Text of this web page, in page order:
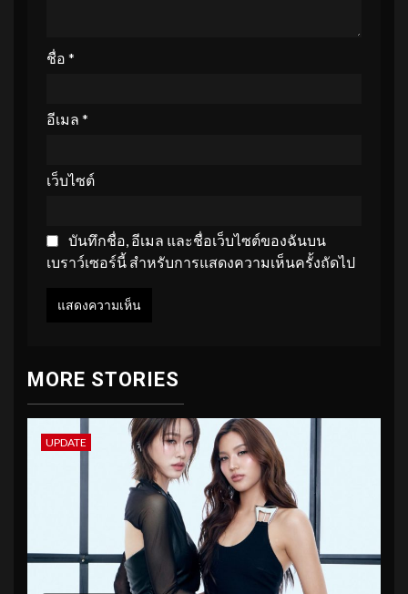
ชื่อ *
อีเมล *
เว็บไซต์
บันทึกชื่อ, อีเมล และชื่อเว็บไซต์ของฉันบน
เบราว์เซอร์นี้ สำหรับการแสดงความเห็นครั้งถัดไป
MORE STORIES
UPDATE